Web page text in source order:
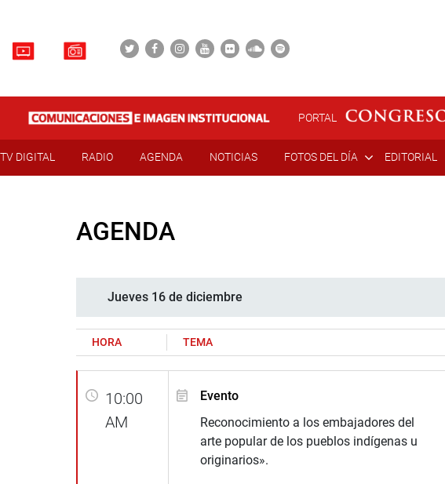
PORTAL
TV DIGITAL RADIO AGENDA NOTICIAS FOTOS DEL DÍA EDITORIAL
AGENDA
Jueves 16 de diciembre
HORA TEMA
10:00
AM
Evento
Reconocimiento a los embajadores del
arte popular de los pueblos indígenas u
originarios».